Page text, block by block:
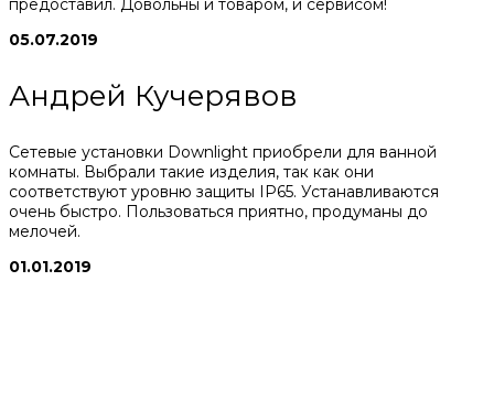
предоставил. Довольны и товаром, и сервисом!
05.07.2019
Андрей Кучерявов
Сетевые установки Downlight приобрели для ванной
комнаты. Выбрали такие изделия, так как они
соответствуют уровню защиты IP65. Устанавливаются
очень быстро. Пользоваться приятно, продуманы до
мелочей.
01.01.2019